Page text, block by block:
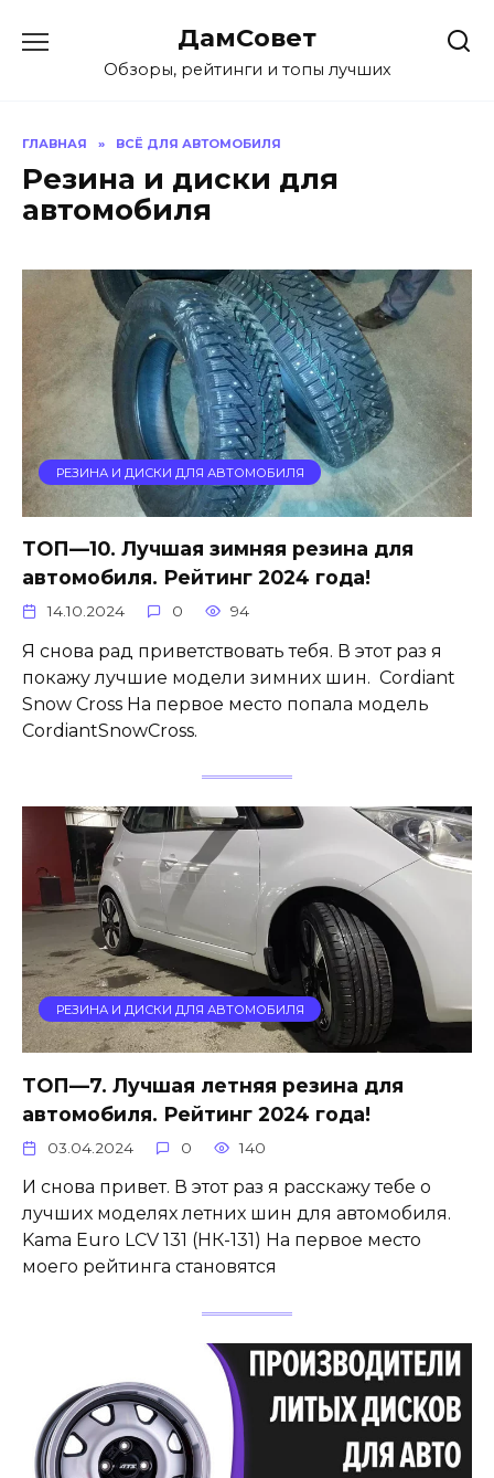
содержанию
ДамСовет
Обзоры, рейтинги и топы лучших
ГЛАВНАЯ » ВСЁ ДЛЯ АВТОМОБИЛЯ
Резина и диски для
автомобиля
РЕЗИНА И ДИСКИ ДЛЯ АВТОМОБИЛЯ
ТОП—10. Лучшая зимняя резина для
автомобиля. Рейтинг 2024 года!
14.10.2024 0 94
Я снова рад приветствовать тебя. В этот раз я
покажу лучшие модели зимних шин. Cordiant
Snow Cross На первое место попала модель
CordiantSnowCross.
РЕЗИНА И ДИСКИ ДЛЯ АВТОМОБИЛЯ
ТОП—7. Лучшая летняя резина для
автомобиля. Рейтинг 2024 года!
03.04.2024 0 140
И снова привет. В этот раз я расскажу тебе о
лучших моделях летних шин для автомобиля.
Kama Euro LCV 131 (НК-131) На первое место
моего рейтинга становятся